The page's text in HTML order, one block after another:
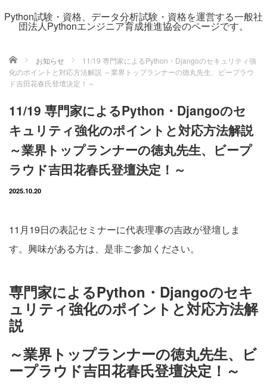
Python試験・資格、データ分析試験・資格を運営する一般社
団法人Pythonエンジニア育成推進協会のページです。
ホーム お知らせ
11/19 専門家によるPython・Djangoのセキュリティ強
化のポイントと対応方法解説 ～業界トップランナーの徳丸先生、ビープラウ
ド吉田花春氏登壇決定！～
11/19 専門家によるPython・Djangoのセ
キュリティ強化のポイントと対応方法解説
～業界トップランナーの徳丸先生、ビープ
ラウド吉田花春氏登壇決定！～
2025.10.20
11月19日の表記セミナーに代表理事の吉政が登壇しま
す。興味がある方は、是非ご参加ください。
専門家によるPython・Djangoのセキ
ュリティ強化のポイントと対応方法解
説
～業界トップランナーの徳丸先生、ビ
ープラウド吉田花春氏登壇決定！～